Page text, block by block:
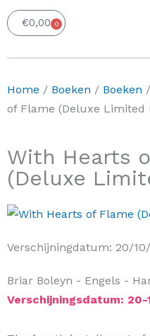
€0,00 0
Winkelwagen
Home / Boeken / Boeken /
of Flame (Deluxe Limited
With Hearts
(Deluxe
Verschijningdatum: 20/
Briar Boleyn - Engels -
Verschijningsdatum: 20-